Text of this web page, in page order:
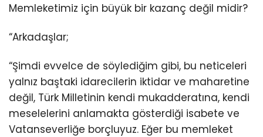
Memleketimiz için büyük bir kazanç değil midir?
“Arkadaşlar;
“Şimdi evvelce de söylediğim gibi, bu neticeleri
yalnız baştaki idarecilerin iktidar ve maharetine
değil, Türk Milletinin kendi mukadderatına, kendi
meselelerini anlamakta gösterdiği isabete ve
Vatanseverliğe borçluyuz. Eğer bu memleket